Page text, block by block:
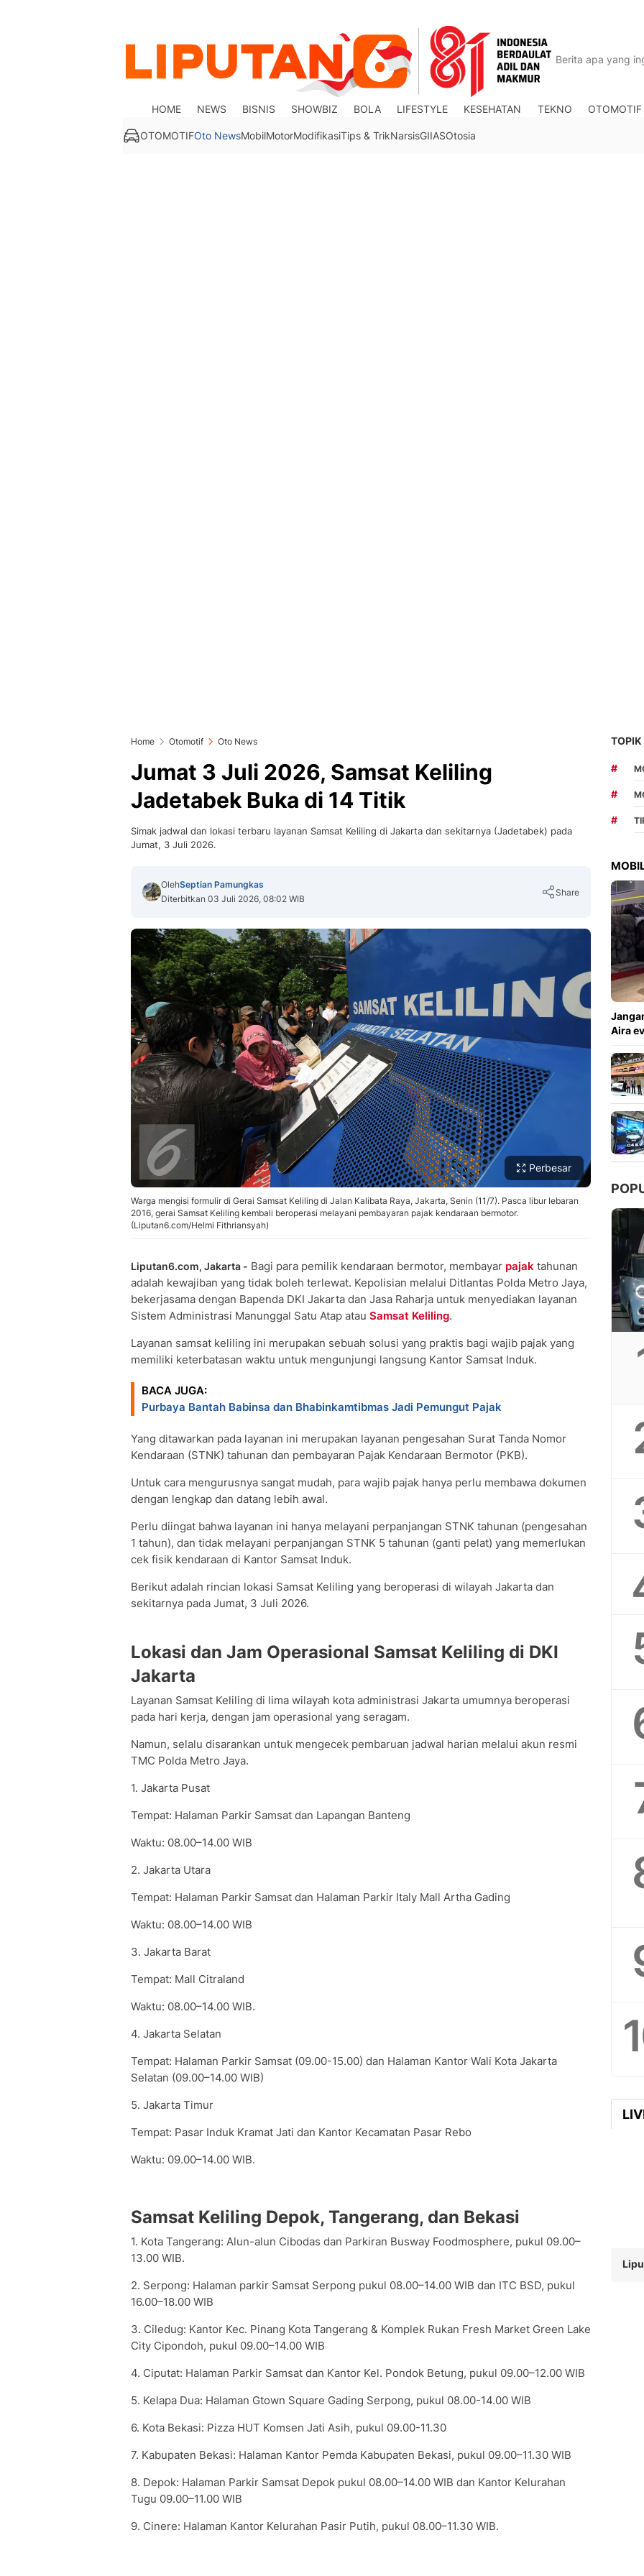
HOME NEWS BISNIS SHOWBIZ BOLA LIFESTYLE KESEHATAN TEKNO OTOMOTIF
OTOMOTIFOto NewsMobilMotorModifikasiTips & TrikNarsisGIIASOtosia
Home Otomotif Oto News
Jumat 3 Juli 2026, Samsat Keliling
Jadetabek Buka di 14 Titik
Simak jadwal dan lokasi terbaru layanan Samsat Keliling di Jakarta dan sekitarnya (Jadetabek) pada
Jumat, 3 Juli 2026.
OlehSeptian Pamungkas
Diterbitkan 03 Juli 2026, 08:02 WIB
Share
Perbesar
Warga mengisi formulir di Gerai Samsat Keliling di Jalan Kalibata Raya, Jakarta, Senin (11/7). Pasca libur lebaran
2016, gerai Samsat Keliling kembali beroperasi melayani pembayaran pajak kendaraan bermotor.
(Liputan6.com/Helmi Fithriansyah)
Liputan6.com, Jakarta - Bagi para pemilik kendaraan bermotor, membayar pajak tahunan
adalah kewajiban yang tidak boleh terlewat. Kepolisian melalui Ditlantas Polda Metro Jaya,
bekerjasama dengan Bapenda DKI Jakarta dan Jasa Raharja untuk menyediakan layanan
Sistem Administrasi Manunggal Satu Atap atau Samsat Keliling.
Layanan samsat keliling ini merupakan sebuah solusi yang praktis bagi wajib pajak yang
memiliki keterbatasan waktu untuk mengunjungi langsung Kantor Samsat Induk.
BACA JUGA:
Purbaya Bantah Babinsa dan Bhabinkamtibmas Jadi Pemungut Pajak
Yang ditawarkan pada layanan ini merupakan layanan pengesahan Surat Tanda Nomor
Kendaraan (STNK) tahunan dan pembayaran Pajak Kendaraan Bermotor (PKB).
Untuk cara mengurusnya sangat mudah, para wajib pajak hanya perlu membawa dokumen
dengan lengkap dan datang lebih awal.
Perlu diingat bahwa layanan ini hanya melayani perpanjangan STNK tahunan (pengesahan
1 tahun), dan tidak melayani perpanjangan STNK 5 tahunan (ganti pelat) yang memerlukan
cek fisik kendaraan di Kantor Samsat Induk.
Berikut adalah rincian lokasi Samsat Keliling yang beroperasi di wilayah Jakarta dan
sekitarnya pada Jumat, 3 Juli 2026.
Lokasi dan Jam Operasional Samsat Keliling di DKI
Jakarta
Layanan Samsat Keliling di lima wilayah kota administrasi Jakarta umumnya beroperasi
pada hari kerja, dengan jam operasional yang seragam.
Namun, selalu disarankan untuk mengecek pembaruan jadwal harian melalui akun resmi
TMC Polda Metro Jaya.
1. Jakarta Pusat
Tempat: Halaman Parkir Samsat dan Lapangan Banteng
Waktu: 08.00–14.00 WIB
2. Jakarta Utara
Tempat: Halaman Parkir Samsat dan Halaman Parkir Italy Mall Artha Gading
Waktu: 08.00–14.00 WIB
3. Jakarta Barat
Tempat: Mall Citraland
Waktu: 08.00–14.00 WIB.
4. Jakarta Selatan
Tempat: Halaman Parkir Samsat (09.00-15.00) dan Halaman Kantor Wali Kota Jakarta
Selatan (09.00–14.00 WIB)
5. Jakarta Timur
Tempat: Pasar Induk Kramat Jati dan Kantor Kecamatan Pasar Rebo
Waktu: 09.00–14.00 WIB.
Samsat Keliling Depok, Tangerang, dan Bekasi
1. Kota Tangerang: Alun-alun Cibodas dan Parkiran Busway Foodmosphere, pukul 09.00–
13.00 WIB.
2. Serpong: Halaman parkir Samsat Serpong pukul 08.00–14.00 WIB dan ITC BSD, pukul
16.00–18.00 WIB
3. Ciledug: Kantor Kec. Pinang Kota Tangerang & Komplek Rukan Fresh Market Green Lake
City Cipondoh, pukul 09.00–14.00 WIB
4. Ciputat: Halaman Parkir Samsat dan Kantor Kel. Pondok Betung, pukul 09.00–12.00 WIB
5. Kelapa Dua: Halaman Gtown Square Gading Serpong, pukul 08.00-14.00 WIB
6. Kota Bekasi: Pizza HUT Komsen Jati Asih, pukul 09.00-11.30
7. Kabupaten Bekasi: Halaman Kantor Pemda Kabupaten Bekasi, pukul 09.00–11.30 WIB
8. Depok: Halaman Parkir Samsat Depok pukul 08.00–14.00 WIB dan Kantor Kelurahan
Tugu 09.00–11.00 WIB
9. Cinere: Halaman Kantor Kelurahan Pasir Putih, pukul 08.00–11.30 WIB.
TOPIK
#
#
#
Aira